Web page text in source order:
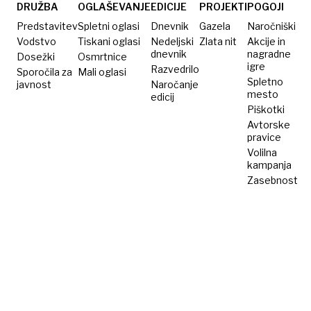
junaka
DRUŽBA
Predstavitev
Vodstvo
Dosežki
Sporočila za
javnost
OGLAŠEVANJE
Spletni oglasi
Tiskani oglasi
Osmrtnice
Mali oglasi
EDICIJE
Dnevnik
Nedeljski
dnevnik
Razvedrilo
Naročanje
edicij
PROJEKTI
Gazela
Zlata nit
POGOJI
Naročniški
Akcije in
nagradne
igre
Spletno
mesto
Piškotki
Avtorske
pravice
Volilna
kampanja
Zasebnost